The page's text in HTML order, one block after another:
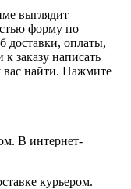
выглядит
форму по
доставки, оплаты,
заказу написать
вас найти. Нажмите
В интернет-
курьером.